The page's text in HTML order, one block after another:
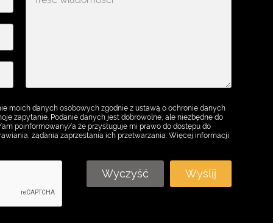
moich danych osobowych zgodnie z ustawą o ochronie danych
zapytanie. Podanie danych jest dobrowolne, ale niezbędne do
poinformowany/a że przysługuje mi prawo do dostępu do
żądania zaprzestania ich przetwarzania. Więcej informacji
Wyczyść Wyślij